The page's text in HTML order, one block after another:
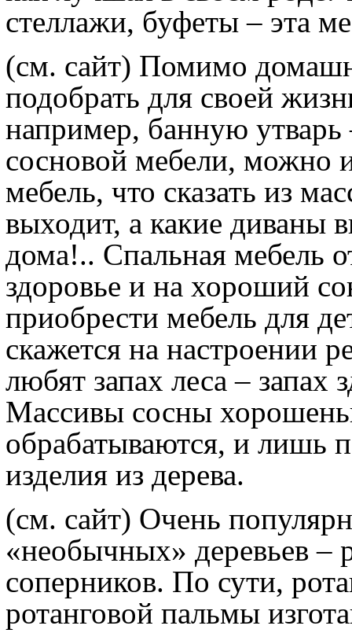
стеллажи, буфеты – эта
(см. сайт) Помимо
подобрать для своей
например, банную утварь
сосновой мебели, можно
мебель, что сказать из
выходит, а какие диваны
дома!.. Спальная мебель
здоровье и на хороший
приобрести мебель для
скажется на настроении
любят запах леса – запах
Массивы сосны
обрабатываются, и лишь
изделия из дерева.
(см. сайт) Очень
«необычных» деревьев –
соперников. По сути,
ротанговой пальмы